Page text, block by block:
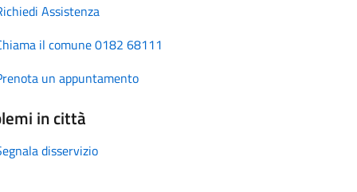
Assistenza
il comune 0182 68111
un appuntamento
in città
disservizio